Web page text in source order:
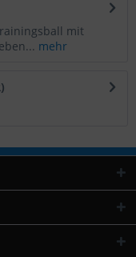
mit
mehr